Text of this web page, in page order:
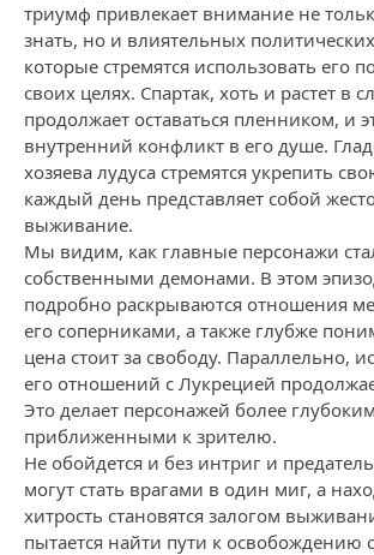
триумф привлекает внимание не
знать, но и влиятельных
которые стремятся использовать его
своих целях. Спартак, хоть и растет в
продолжает оставаться пленником, и
внутренний конфликт в его душе.
хозяева лудуса стремятся укрепить
каждый день представляет собой
выживание.
Мы видим, как главные персонажи
собственными демонами. В этом
подробно раскрываются отношения
его соперниками, а также глубже
цена стоит за свободу. Параллельно,
его отношений с Лукрецией
Это делает персонажей более
приближенными к зрителю.
Не обойдется и без интриг и
могут стать врагами в один миг, а
хитрость становятся залогом
пытается найти пути к освобождению